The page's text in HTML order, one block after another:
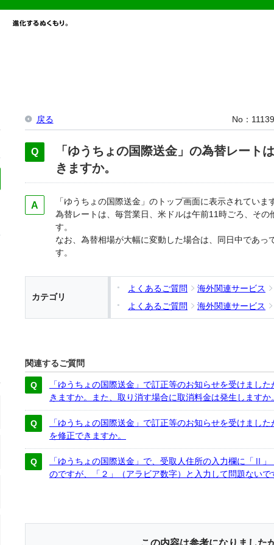
戻る No 11139
「ゆうちょの国際送金」の為替レート
きますか。
「ゆうちょの国際送金」のトップ画面に表示されていま
為替レートは、毎営業日、米ドルは午前11時ごろ、その
す。
なお、為替相場が大幅に変動した場合は、同日中であっ
す。
カテゴリ
よくあるご質問 海外関連サービス
よくあるご質問
海外関連サービス
関連するご質問
「ゆうちょの国際送金」で訂正等のお知らせを受けまし
きますか。また、取り消す場合に取消料金は発生しますか。
「ゆうちょの国際送金」で訂正等のお知らせを受けまし
を修正できますか。
「ゆうちょの国際送金」で、受取人住所の入力欄に「Ⅱ
のですが、「２」（アラビア数字）と入力して問題ないで
この内容は参考になりました